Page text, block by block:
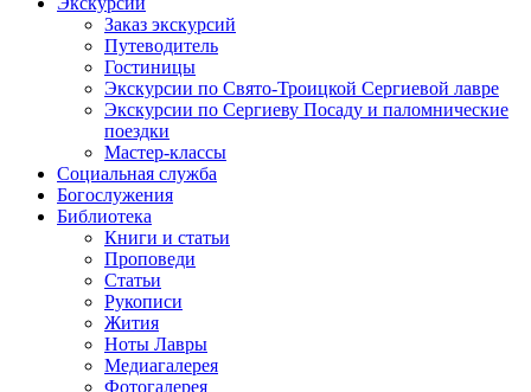
Заказ экскурсий
Путеводитель
Гостиницы
Экскурсии по Свято-Троицкой Сергиевой лавре
Экскурсии по Сергиеву Посаду и паломнические
поездки
Мастер-классы
Социальная служба
Богослужения
Библиотека
Книги и статьи
Проповеди
Статьи
Рукописи
Жития
Ноты Лавры
Медиагалерея
Фотогалерея